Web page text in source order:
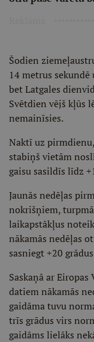
Šodien
14 metrus
bet Latgales
Svētdien vējš kļūs
nemainīsies.
Naktī uz
stabiņš vietām
gaisu sasildīs līdz
Jaunās nedēļas
nokrišņiem,
laikapstākļus
nākamās nedēļas
sasniegt +20
Saskaņā ar
datiem nākamās
gaidāma tuvu
trīs grādus virs
gaidāms lielāks